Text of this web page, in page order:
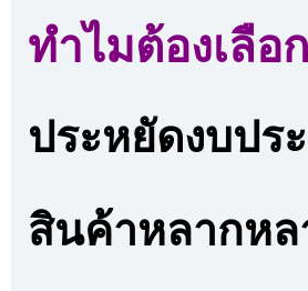
ทำไมต้องเลื
ประหยัดงบปร
สินค้าหลากหล